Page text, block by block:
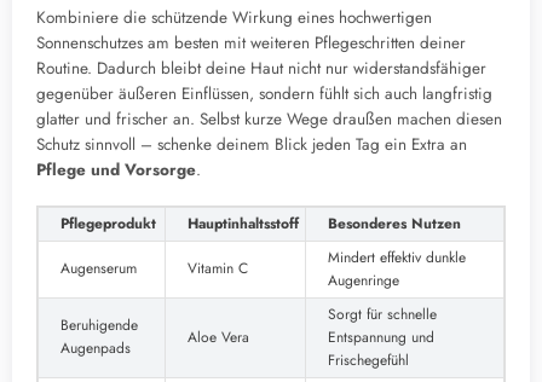
Kombiniere die schützende Wirkung eines hochwertigen
Sonnenschutzes am besten mit weiteren Pflegeschritten deiner
Routine. Dadurch bleibt deine Haut nicht nur widerstandsfähiger
gegenüber äußeren Einflüssen, sondern fühlt sich auch langfristig
glatter und frischer an. Selbst kurze Wege draußen machen diesen
Schutz sinnvoll – schenke deinem Blick jeden Tag ein Extra an
Pflege und Vorsorge.
Pflegeprodukt Hauptinhaltsstoff Besonderes Nutzen
Augenserum Vitamin C
Mindert effektiv dunkle
Augenringe
Beruhigende
Augenpads
Aloe Vera
Sorgt für schnelle
Entspannung und
Frischegefühl